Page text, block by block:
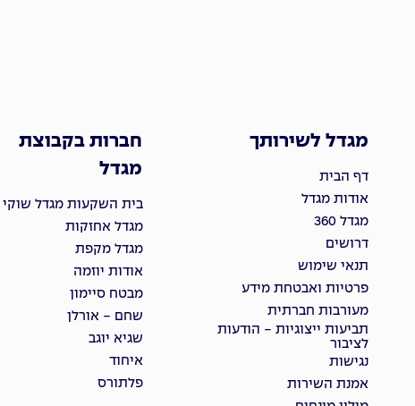
מגדל לשירותך
דף הבית
אודות מגדל
מגדל 360
דרושים
תנאי שימוש
פרטיות ואבטחת מידע
מעורבות חברתית
תביעות ייצוגיות - הודעות
לציבור
נגישות
אמנת השירות
חברות בקבוצת
מגדל
בית השקעות מגדל שוקי
מגדל אחזקות
מגדל מקפת
אודות יוזמה
מבטח סיימון
שחם - אורלן
שגיא יוגב
איחוד
פלתורס